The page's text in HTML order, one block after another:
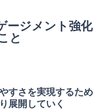
ージメント強化
と
すさを実現するため
展開していく